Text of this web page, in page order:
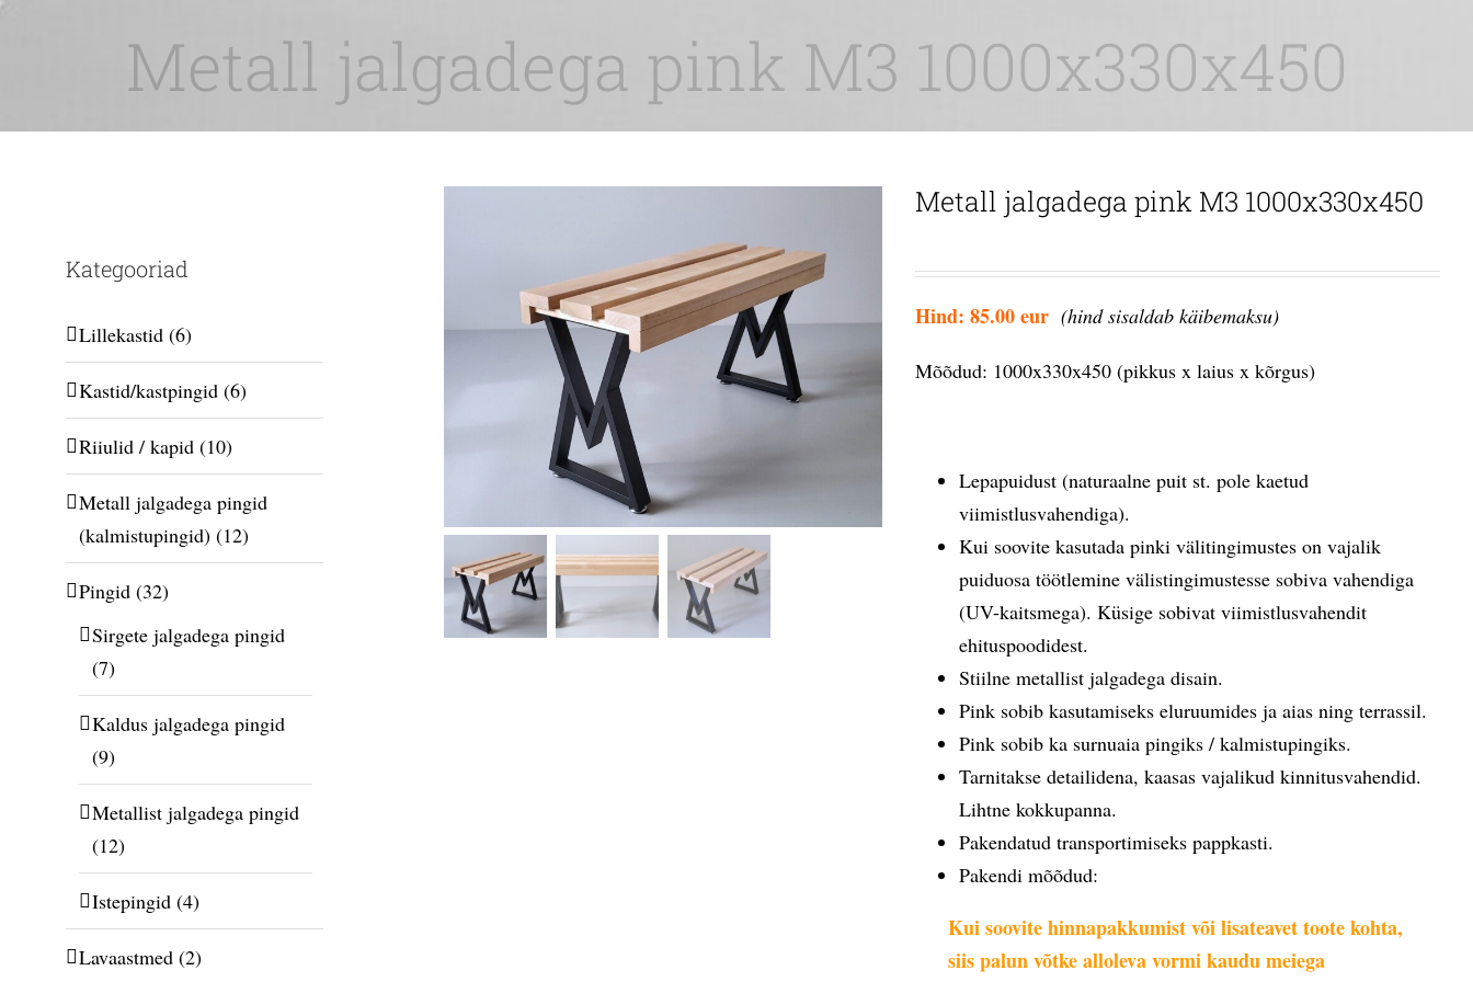
Metall jalgadega pink M3 1000x330x450
Metall jalgadega pink M3 1000x330x450
Hind: 85.00 eur (hind sisaldab käibemaksu)
Mõõdud: 1000x330x450 (pikkus x laius x kõrgus)
Lepapuidust (naturaalne puit st. pole kaetud
viimistlusvahendiga).
Kui soovite kasutada pinki välitingimustes on vajalik
puiduosa töötlemine välistingimustesse sobiva vahendiga
(UV-kaitsmega). Küsige sobivat viimistlusvahendit
ehituspoodidest.
Stiilne metallist jalgadega disain.
Pink sobib kasutamiseks eluruumides ja aias ning terrassil.
Pink sobib ka surnuaia pingiks / kalmistupingiks.
Tarnitakse detailidena, kaasas vajalikud kinnitusvahendid.
Lihtne kokkupanna.
Pakendatud transportimiseks pappkasti.
Pakendi mõõdud:
Kui soovite hinnapakkumist või lisateavet toote kohta,
siis palun võtke alloleva vormi kaudu meiega
Kategooriad
Lillekastid (6)
Kastid/kastpingid (6)
Riiulid / kapid (10)
Metall jalgadega pingid
(kalmistupingid) (12)
Pingid (32)
Sirgete jalgadega pingid
(7)
Kaldus jalgadega pingid
(9)
Metallist jalgadega pingid
(12)
Istepingid (4)
Lavaastmed (2)